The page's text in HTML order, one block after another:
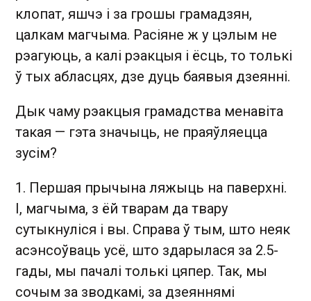
клопат, яшчэ і за грошы грамадзян,
цалкам магчыма. Расіяне ж у цэлым не
рэагуюць, а калі рэакцыя і ёсць, то толькі
ў тых абласцях, дзе дуць баявыя дзеянні.
Дык чаму рэакцыя грамадства менавіта
такая — гэта значыць, не праяўляецца
зусім?
1. Першая прычына ляжыць на паверхні.
І, магчыма, з ёй тварам да твару
сутыкнуліся і вы. Справа ў тым, што неяк
асэнсоўваць усё, што здарылася за 2.5-
гады, мы пачалі толькі цяпер. Так, мы
сочым за зводкамі, за дзеяннямі